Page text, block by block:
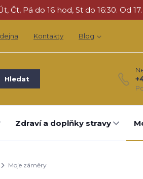
Čt, Pá do 16 hod, St do 16:30. Od
Kontakty Blog
Hledat
Zdraví a doplňky stravy
Moje záměry